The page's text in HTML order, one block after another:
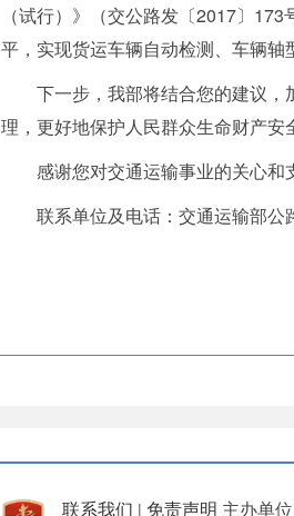
（试行）》（交公路发〔2017〕
平，实现货运车辆自动检测、车辆轴
下一步，我部将结合您的建议
理，更好地保护人民群众生命财产安
感谢您对交通运输事业的关心和
联系单位及电话：交通运输部公
联系我们 | 免责声明 主办单